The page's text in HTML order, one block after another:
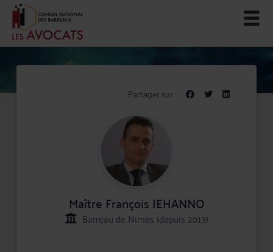
Partager sur :
Maître François JEHANNO
Barreau de Nimes (depuis 2013)